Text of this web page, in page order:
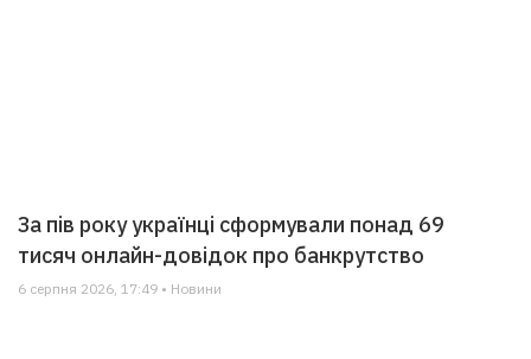
За пів року українці сформували понад 69
тисяч онлайн-довідок про банкрутство
6 серпня 2026, 17:49 • Новини